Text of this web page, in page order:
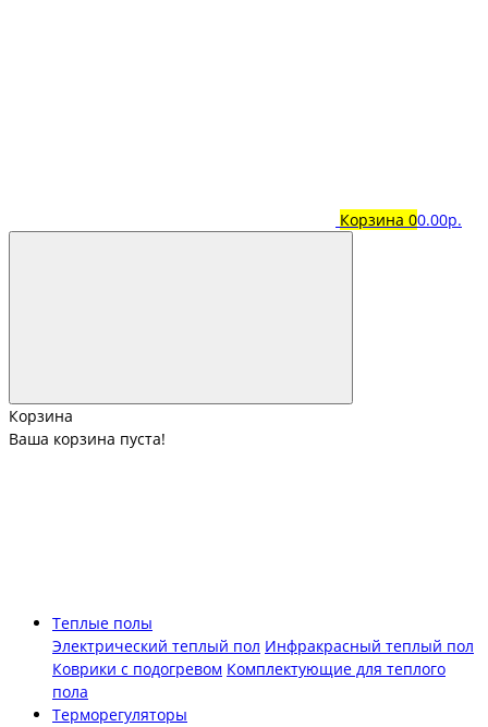
Корзина 00.00р.
Корзина
Ваша корзина пуста!
Теплые полы
Электрический теплый пол Инфракрасный теплый пол
Коврики с подогревом Комплектующие для теплого
пола
Терморегуляторы